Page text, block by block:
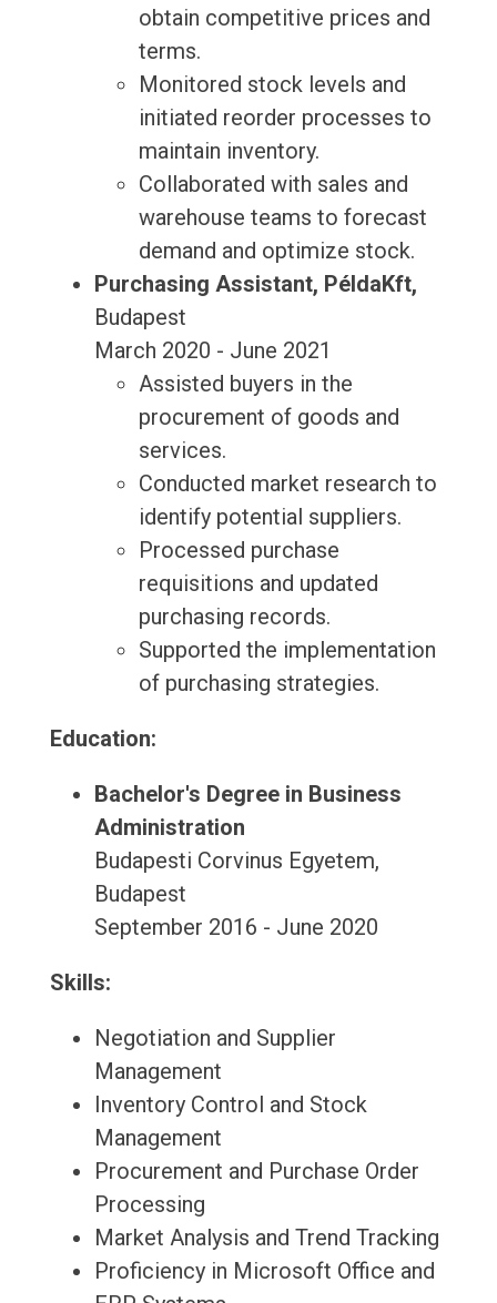
obtain competitive prices and
terms.
Monitored stock levels and
initiated reorder processes to
maintain inventory.
Collaborated with sales and
warehouse teams to forecast
demand and optimize stock.
Purchasing Assistant, PéldaKft,
Budapest
March 2020 - June 2021
Assisted buyers in the
procurement of goods and
services.
Conducted market research to
identify potential suppliers.
Processed purchase
requisitions and updated
purchasing records.
Supported the implementation
of purchasing strategies.
Education:
Bachelor's Degree in Business
Administration
Budapesti Corvinus Egyetem,
Budapest
September 2016 - June 2020
Skills:
Negotiation and Supplier
Management
Inventory Control and Stock
Management
Procurement and Purchase Order
Processing
Market Analysis and Trend Tracking
Proficiency in Microsoft Office and